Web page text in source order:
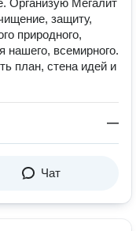
Организую Мегалит
защиту,
природного,
нашего, всемирного.
план, стена идей и
—
Чат